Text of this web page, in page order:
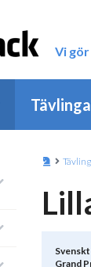
Vi
Svenskt
Grand